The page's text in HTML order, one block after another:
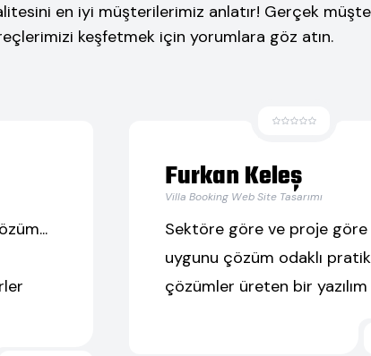
en iyi müşterilerimiz anlatır! Gerçek
keşfetmek için yorumlara göz atın.
Furkan Keleş
Villa Booking Web Site Tasarımı
Sektöre göre ve proje göre
uygunu çözüm odaklı pratik
çözümler üreten bir yazılım